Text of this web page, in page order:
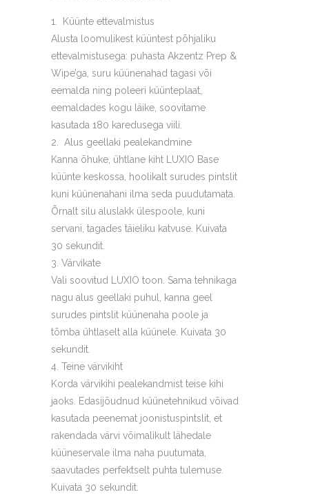
Küünte ettevalmistus
Alusta loomulikest küüntest põhjaliku
ettevalmistusega: puhasta Akzentz Prep &
Wipe’ga, suru küünenahad tagasi või
eemalda ning poleeri küünteplaat,
eemaldades kogu läike, soovitame
kasutada 180 karedusega viili.
Alus geellaki pealekandmine
Kanna õhuke, ühtlane kiht LUXIO Base
küünte keskossa, hoolikalt surudes pintslit
kuni küünenahani ilma seda puudutamata.
Õrnalt silu aluslakk ülespoole, kuni
servani, tagades täieliku katvuse. Kuivata
30 sekundit.
Värvikate
Vali soovitud LUXIO toon. Sama tehnikaga
nagu alus geellaki puhul, kanna geel
surudes pintslit küünenaha poole ja
tõmba ühtlaselt alla küünele. Kuivata 30
sekundit.
Teine värvikiht
Korda värvikihi pealekandmist teise kihi
jaoks. Edasijõudnud küünetehnikud võivad
kasutada peenemat joonistuspintslit, et
rakendada värvi võimalikult lähedale
küüneservale ilma naha puutumata,
saavutades perfektselt puhta tulemuse.
Kuivata 30 sekundit.